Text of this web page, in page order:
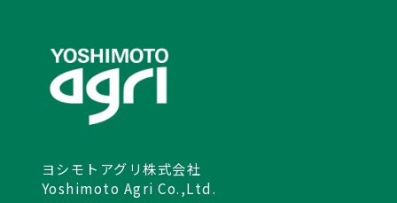
ヨシモトアグリ株式会社
Yoshimoto Agri Co.,Ltd.